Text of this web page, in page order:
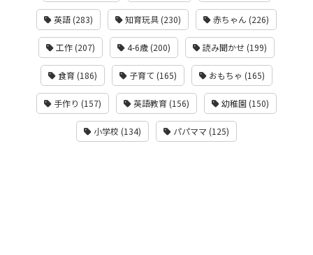
英語 (283) 知育玩具 (230) 赤ちゃん (226)
工作 (207) 4-6歳 (200) 読み聞かせ (199)
食育 (186) 子育て (165) おもちゃ (165)
手作り (157) 英語教育 (156) 幼稚園 (150)
小学校 (134) パパママ (125)